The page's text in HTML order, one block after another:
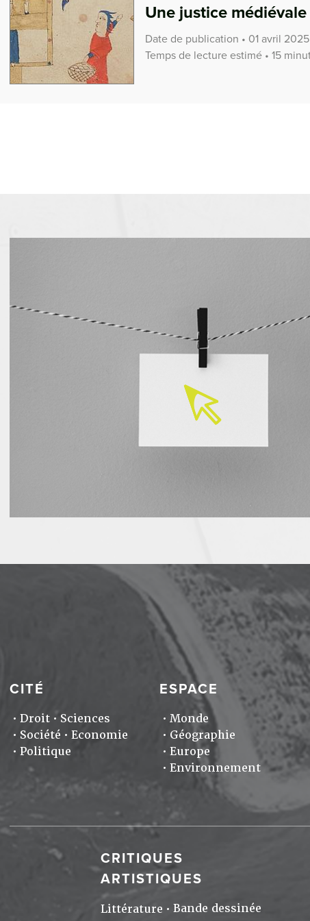
Une justice
Date de publication • 01 avril 2025
Temps de lecture estimé • 15
CITÉ
Droit
Sciences
Société
Economie
Politique
ESPACE
Monde
Géographie
Europe
Environnement
CRITIQUES
ARTISTIQUES
Littérature
Bande dessinée